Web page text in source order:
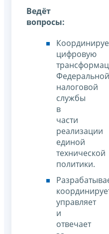
Ведёт
вопросы:
цифровую
Федеральной
налоговой
службы
в
части
реализации
единой
технической
политики.
управляет
и
отвечает